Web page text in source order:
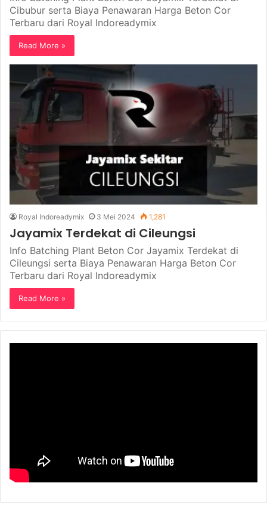
Cibubur serta Biaya Penawaran Harga Beton Cor
Terbaru dari Royal Indoreadymix
Read More »
Royal Indoreadymix 3 Mei 2024 1,281
Jayamix Terdekat di Cileungsi
Info Batching Plant Beton Cor Jayamix Terdekat di
Cileungsi serta Biaya Penawaran Harga Beton Cor
Terbaru dari Royal Indoreadymix
Read More »